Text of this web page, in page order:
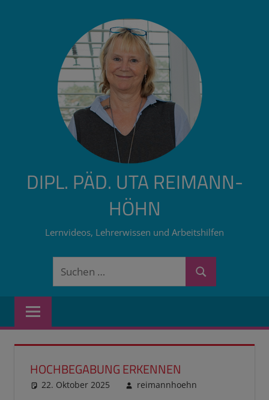
DIPL. PÄD. UTA REIMANN-
HÖHN
Lernvideos, Lehrerwissen und Arbeitshilfen
Suchen
Suchen
HOCHBEGABUNG ERKENNEN
22. Oktober 2025 reimannhoehn